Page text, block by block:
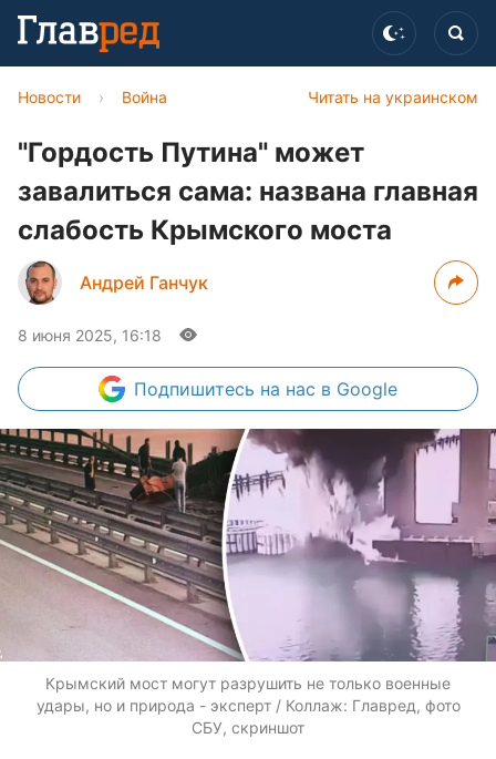
Читать на украинском
Новости › Война
"Гордость Путина" может
завалиться сама: названа главная
слабость Крымского моста
Андрей Ганчук
8 июня 2025, 16:18
Подпишитесь на нас в Google
Крымский мост могут разрушить не только военные
удары, но и природа - эксперт / Коллаж: Главред, фото
СБУ, скриншот